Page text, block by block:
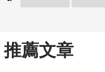
推薦文章